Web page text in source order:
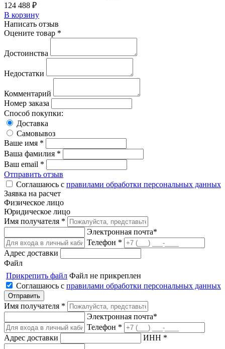
124 488 ₽
В корзину
Написать отзыв
Оцените товар *
Достоинства
Недостатки
Комментарий
Номер заказа
Способ покупки:
Доставка
Самовывоз
Ваше имя *
Ваша фамилия *
Ваш email *
Отправить отзыв
Соглашаюсь с правилами обработки персональных данных
Заявка на расчет
Физическое лицо
Юридическое лицо
Имя получателя *
Электронная почта*
Телефон *
Адрес доставки
Файл
Прикрепить файл Файл не прикреплен
Соглашаюсь с правилами обработки персональных данных
Имя получателя *
Электронная почта*
Телефон *
Адрес доставки
ИНН *